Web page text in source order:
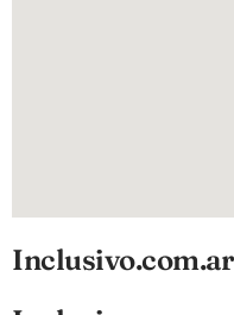
Inclusivo.com.ar